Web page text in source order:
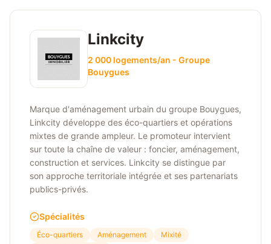
Linkcity
2 000 logements/an - Groupe
Bouygues
Marque d'aménagement urbain du groupe Bouygues,
Linkcity développe des éco-quartiers et opérations
mixtes de grande ampleur. Le promoteur intervient
sur toute la chaîne de valeur : foncier, aménagement,
construction et services. Linkcity se distingue par
son approche territoriale intégrée et ses partenariats
publics-privés.
Spécialités
Éco-quartiers Aménagement
Mixité